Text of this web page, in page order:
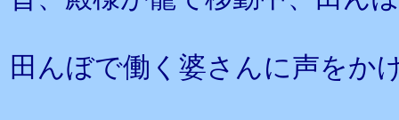
田んぼで働く婆さんに声をか